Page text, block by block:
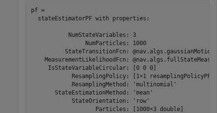
pf =
  stateEstimatorPF with properties:
           NumStateVariables: 3
                NumParticles: 1000
          StateTransitionFcn: @nav.algs.gaussianMotion
MeasurementLikelihoodFcn:
     IsStateVariableCircular: [0 0 0]
            ResamplingPolicy: [1×1 resamplingPolicyPF]
            ResamplingMethod: 'multinomial'
       StateEstimationMethod: 'mean'
            StateOrientation: 'row'
                   Particles: [1000×3 double]